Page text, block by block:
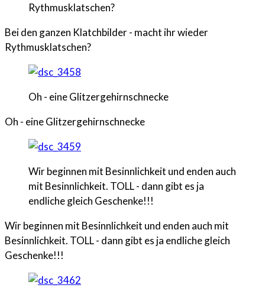
Rythmusklatschen?
Bei den ganzen Klatchbilder - macht ihr wieder
Rythmusklatschen?
Oh - eine Glitzergehirnschnecke
Oh - eine Glitzergehirnschnecke
Wir beginnen mit Besinnlichkeit und enden auch
mit Besinnlichkeit. TOLL - dann gibt es ja
endliche gleich Geschenke!!!
Wir beginnen mit Besinnlichkeit und enden auch mit
Besinnlichkeit. TOLL - dann gibt es ja endliche gleich
Geschenke!!!